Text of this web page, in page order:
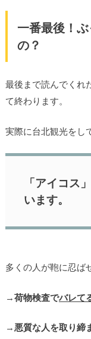
一番最後！
の？
最後まで読んでくれ
て終わります。
実際に台北観光をし
「アイコス
います。
多くの人が鞄に忍ば
→荷物検査でバレて
→ 悪質な人を取り締